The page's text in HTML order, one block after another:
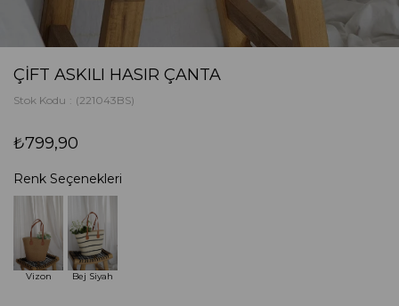
ÇIFT ASKILI HASIR ÇANTA
Stok Kodu (221043BS)
₺799,90
Renk Seçenekleri
Vizon Bej Siyah